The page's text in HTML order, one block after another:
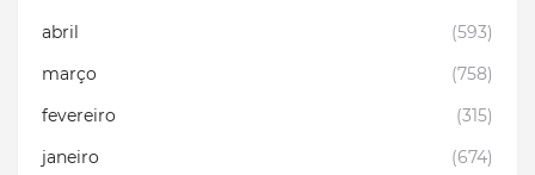
abril
(593)
março
(758)
fevereiro
(315)
janeiro
(674)